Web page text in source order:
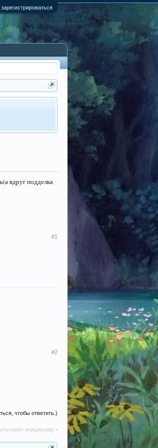
вдруг подделка
#1
#2
чтобы ответить.)
инициативу • алкоголь наносит вред в любом